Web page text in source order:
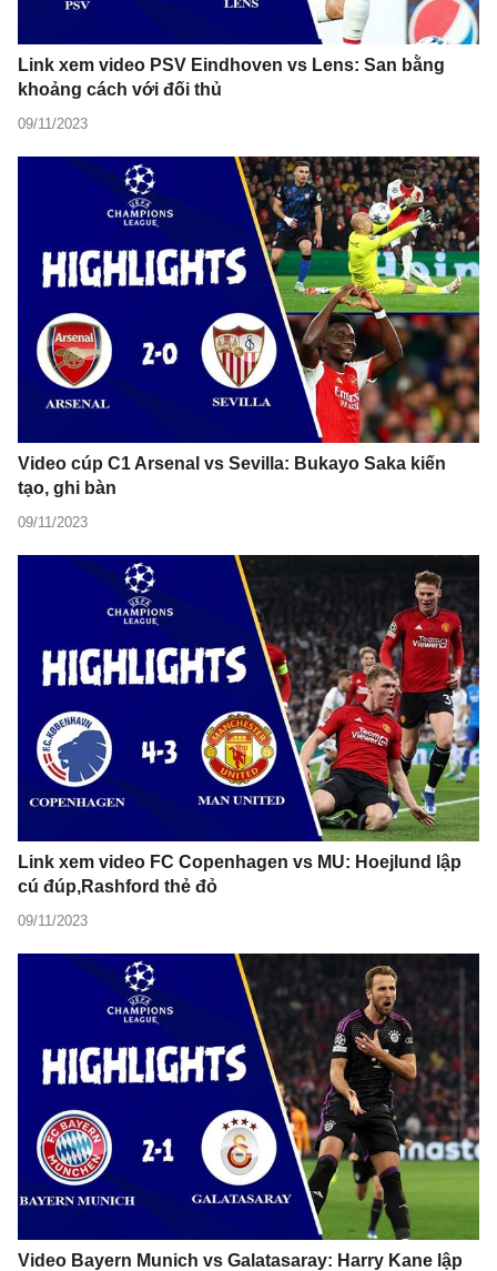
Link xem video PSV Eindhoven vs Lens: San bằng
khoảng cách với đối thủ
09/11/2023
Video cúp C1 Arsenal vs Sevilla: Bukayo Saka kiến
tạo, ghi bàn
09/11/2023
Link xem video FC Copenhagen vs MU: Hoejlund lập
cú đúp,Rashford thẻ đỏ
09/11/2023
Video Bayern Munich vs Galatasaray: Harry Kane lập